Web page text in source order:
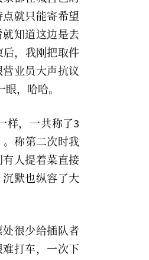
就只能寄希望
知道这边是去
，我刚把取件
业员大声抗议
，哈哈。
样，一共称了3
称第二次时我
人提着菜直接
默也纵容了大
很少给插队者
打车，一次下